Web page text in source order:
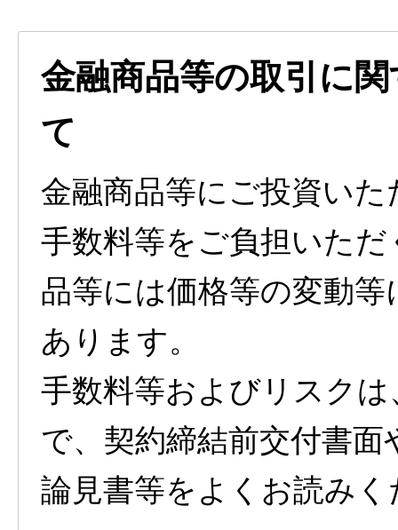
金融商品等の取引に
て
金融商品等にご投資い
手数料等をご負担いた
品等には価格等の変動
あります。
手数料等およびリスク
で、契約締結前交付書
論見書等をよくお読みく